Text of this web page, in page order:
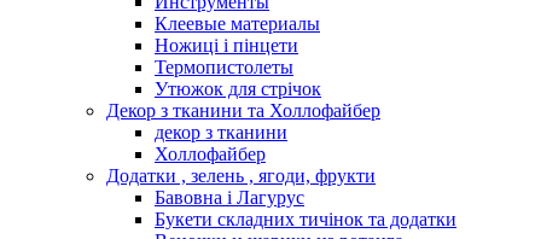
Клеевые материалы
Ножиці і пінцети
Термопистолеты
Утюжок для стрічок
Декор з тканини та Холлофайбер
декор з тканини
Холлофайбер
Додатки , зелень , ягоди, фрукти
Бавовна і Лагурус
Букети складних тичінок та додатки